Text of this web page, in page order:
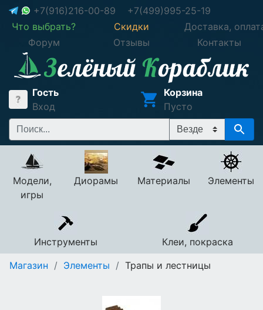
+7(916)216-00-89
+7(499)995-25-19
Что выбрать?
Скидки
Доставка,
Форум
Отзывы Контакты
Гость
Вход
Корзина
Пусто
Модели,
игры
Диорамы Материалы Элементы
Инструменты
Клеи, покраска
Магазин / Элементы / Трапы и лестницы